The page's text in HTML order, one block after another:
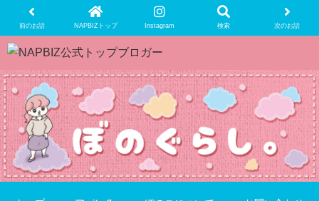
前のお話 NAPBIZトップ Instagram 検索 次のお話